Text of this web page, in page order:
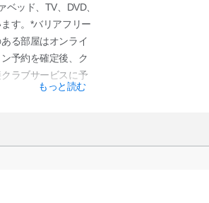
ッド、TV、DVD、
す。*バリアフリー
る部屋はオンライ
予約を確定後、ク
ラブサービスに予
もっと読む